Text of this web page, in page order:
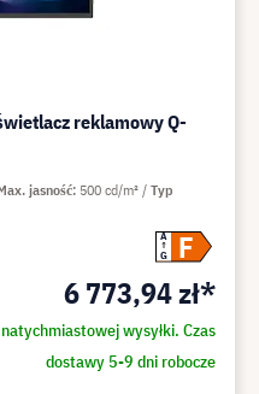
reklamowy Q-
A
G
F
6 773,94 zł*
wysyłki. Czas
dostawy 5-9 dni robocze
jasność 500 cd/m²
Typ